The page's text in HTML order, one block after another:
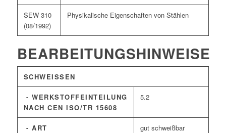
SEW 310
(08/1992)
Physikalische Eigenschaften von Stählen
BEARBEITUNGSHINWEISE
SCHWEISSEN
- WERKSTOFFEINTEILUNG
NACH CEN ISO/TR 15608
5.2
- ART
gut schweißbar